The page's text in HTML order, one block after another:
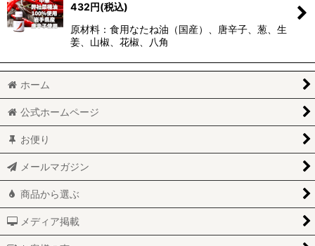
432円(税込)
原材料：食用なたね油（国産）、唐辛子、葱、生
姜、山椒、花椒、八角
ホーム
公式ホームページ
お便り
メールマガジン
商品から選ぶ
メディア掲載